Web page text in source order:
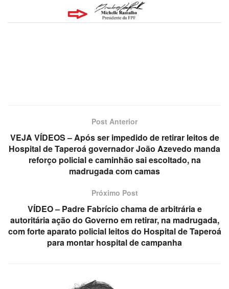
Post Anterior
VEJA VÍDEOS – Após ser impedido de retirar leitos de
Hospital de Taperoá governador João Azevedo manda
reforço policial e caminhão sai escoltado, na
madrugada com camas
Próximo Post
VÍDEO – Padre Fabrício chama de arbitrária e
autoritária ação do Governo em retirar, na madrugada,
com forte aparato policial leitos do Hospital de Taperoá
para montar hospital de campanha